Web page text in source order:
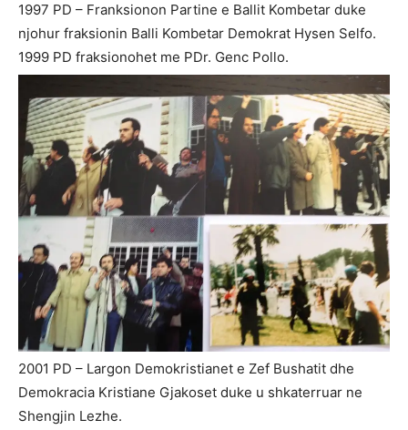
1997 PD – Franksionon Partine e Ballit Kombetar duke
njohur fraksionin Balli Kombetar Demokrat Hysen Selfo.
1999 PD fraksionohet me PDr. Genc Pollo.
2001 PD – Largon Demokristianet e Zef Bushatit dhe
Demokracia Kristiane Gjakoset duke u shkaterruar ne
Shengjin Lezhe.